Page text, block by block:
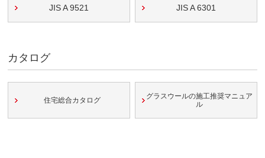
JIS A 9521 JIS A 6301
カタログ
住宅総合カタログ
グラスウールの施工推奨マニュア
ル